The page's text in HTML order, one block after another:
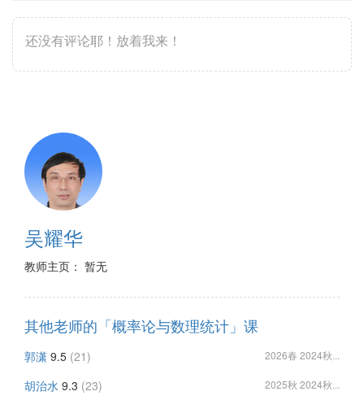
还没有评论耶！放着我来！
吴耀华
教师主页： 暂无
其他老师的「概率论与数理统计」课
郭潇 9.5 (21) 2026春 2024秋...
胡治水 9.3 (23) 2025秋 2024秋...